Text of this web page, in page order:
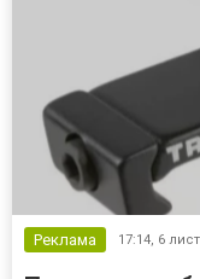
Реклама 17:14, 6